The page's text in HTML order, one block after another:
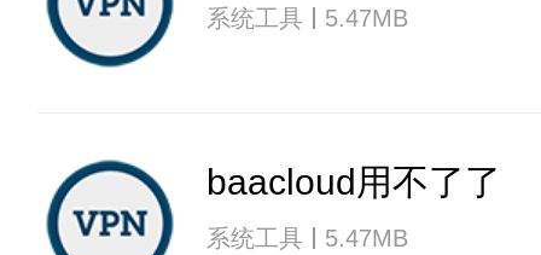
系统工具 5.47MB
baacloud用不了了
系统工具 5.47MB